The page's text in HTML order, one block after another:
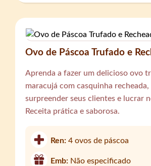
Ovo de Páscoa Trufado e
Aprenda a fazer um delicioso ovo
maracujá com casquinha
surpreender seus clientes e lucrar
Receita prática e saborosa.
Ren:4 ovos de páscoa
Emb: Não especificado